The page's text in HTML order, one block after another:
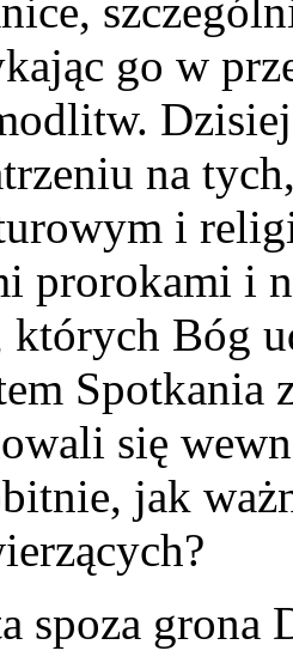
go w
na
i
prorokami i
których Bóg
Spotkania
się
jak
spoza grona